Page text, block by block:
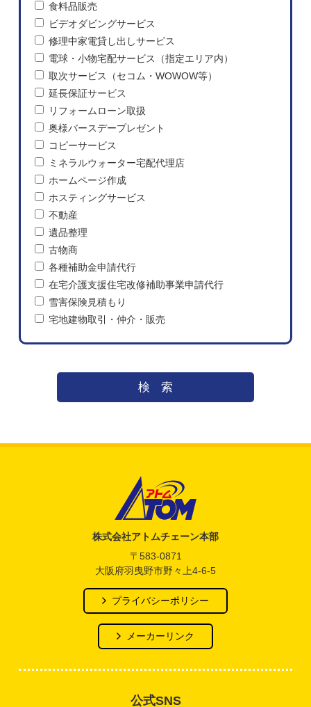
食料品販売
ビデオダビングサービス
修理中家電貸し出しサービス
電球・小物宅配サービス（指定エリア内）
取次サービス（セコム・WOWOW等）
延長保証サービス
リフォームローン取扱
奥様バースデープレゼント
コピーサービス
ミネラルウォーター宅配代理店
ホームページ作成
ホスティングサービス
不動産
遺品整理
古物商
各種補助金申請代行
在宅介護支援住宅改修補助事業申請代行
雪害保険見積もり
宅地建物取引・仲介・販売
検索
株式会社アトムチェーン本部
〒583-0871
大阪府羽曳野市野々上4-6-5
プライバシーポリシー
メーカーリンク
公式SNS